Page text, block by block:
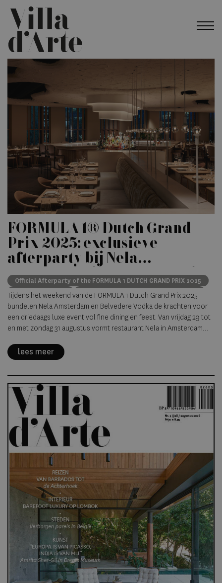
FORMULA 1® Dutch Grand
Prix 2025: exclusieve
afterparty bij Nela
Amsterdam in samenwerking
met Belvedere Vodka
Official Afterparty of the FORMULA 1 DUTCH GRAND PRIX 2025
Nela Amsterdam
Formula 1® Dutch Grand Prix Weekend
Tijdens het weekend van de FORMULA 1 Dutch Grand Prix 2025
bundelen Nela Amsterdam en Belvedere Vodka de krachten voor
een driedaags luxe event vol fine dining en feest. Van vrijdag 29 tot
en met zondag 31 augustus vormt restaurant Nela in Amsterdam
flair en high-end entertainment.
lees meer